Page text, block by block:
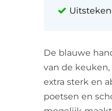
De blauwe
van de
extra sterk en
poetsen en